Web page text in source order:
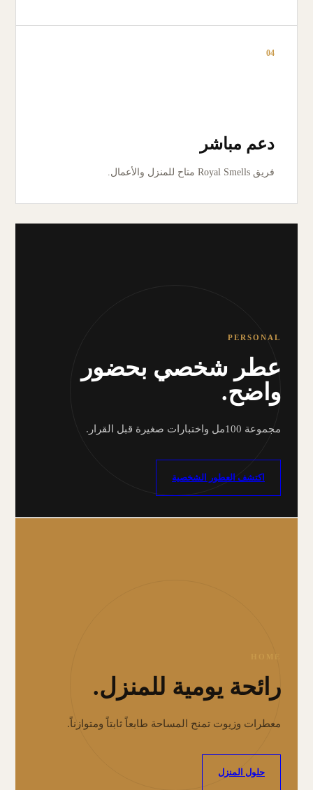
04
دعم مباشر
فريق Royal Smells متاح للمنزل والأعمال.
PERSONAL
عطر شخصي بحضور
واضح.
مجموعة 100مل واختبارات صغيرة قبل القرار.
اكتشف العطور الشخصية
HOME
رائحة يومية للمنزل.
معطرات وزيوت تمنح المساحة طابعاً ثابتاً ومتوازناً.
حلول المنزل